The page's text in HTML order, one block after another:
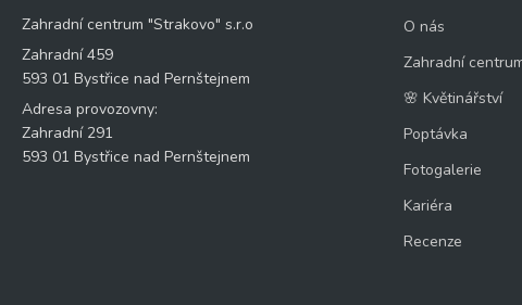
Zahradní centrum "Strakovo" s.r.o
Zahradní 459
593 01 Bystřice nad Pernštejnem
Adresa provozovny:
Zahradní 291
593 01 Bystřice nad Pernštejnem
O nás
Zahradní
🌸 Květinářství
Poptávka
Fotogalerie
Kariéra
Recenze